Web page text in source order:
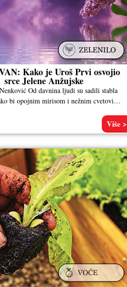
Kako je Uroš Prvi osvojio
srce Jelene Anžujske
Od davnina ljudi su sadili stabla
bi opojnim mirisom i nežnim cvetovima
Više >